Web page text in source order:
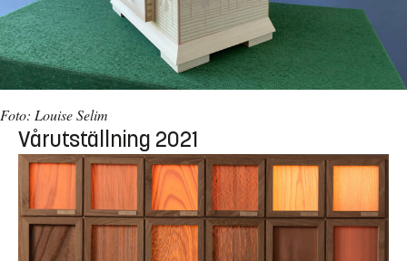
Foto: Louise Selim
Vårutställning 2021